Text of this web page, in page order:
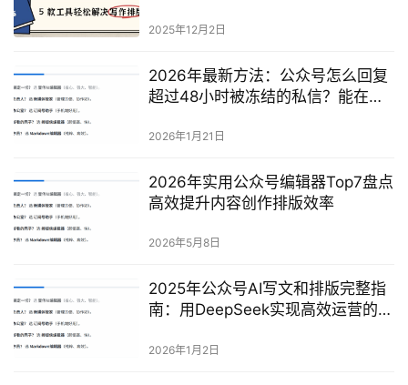
2025年12月2日
2026年最新方法：公众号怎么回复
超过48小时被冻结的私信？能在私
2026年1月21日
2026年实用公众号编辑器Top7盘点
高效提升内容创作排版效率
2026年5月8日
2025年公众号AI写文和排版完整指
南：用DeepSeek实现高效运营的最
2026年1月2日